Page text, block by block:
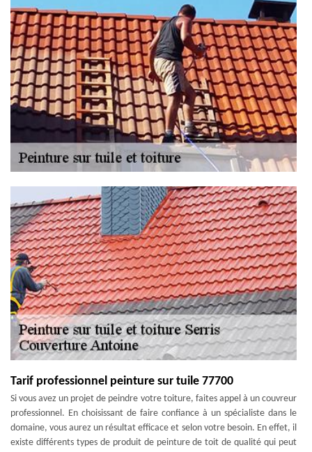
Tarif professionnel peinture sur tuile 77700
Si vous avez un projet de peindre votre toiture, faites appel à un couvreur
professionnel. En choisissant de faire confiance à un spécialiste dans le
domaine, vous aurez un résultat efficace et selon votre besoin. En effet, il
existe différents types de produit de peinture de toit de qualité qui peut